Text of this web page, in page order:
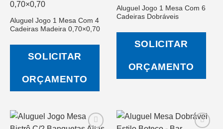
Salvar
na Lista
Aluguel Jogo 1 Mesa Com 4
Cadeiras Madeira 0,70×0,70
SOLICITAR
ORÇAMENTO
Desejos
Aluguel Jogo 1 Mesa Com 6
Cadeiras Dobráveis
SOLICITAR
ORÇAMENTO